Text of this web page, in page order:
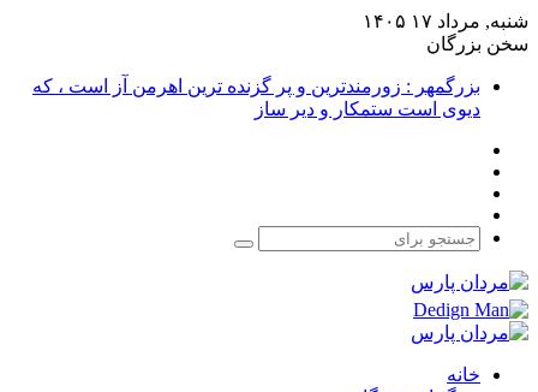
شنبه, مرداد ۱۷ ۱۴۰۵
سخن بزرگان
بزرگمهر : زورمندترین و پر گزنده ترین اهرمن آز است ، که
دیوی است ستمکار و دیر ساز
جستجو
خانه